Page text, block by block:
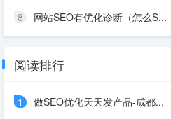
8 网站SEO有优化诊断（怎么S...
阅读排行
1
做SEO优化天天发产品-成都...